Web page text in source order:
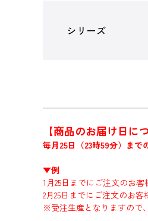
シリーズ
【商品のお届け日に
毎月25日（23時59分）まで
▼例
1月25日までにご注文のお
2月25日までにご注文のお
※受注生産となりますので